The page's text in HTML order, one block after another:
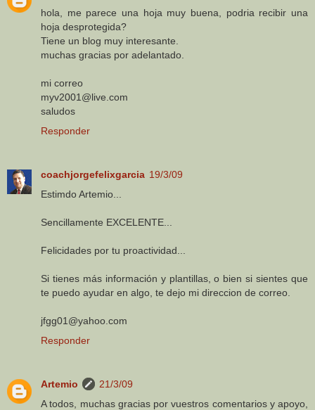
hola, me parece una hoja muy buena, podria recibir una
hoja desprotegida?
Tiene un blog muy interesante.
muchas gracias por adelantado.
mi correo
myv2001@live.com
saludos
Responder
coachjorgefelixgarcia 19/3/09
Estimdo Artemio...
Sencillamente EXCELENTE...
Felicidades por tu proactividad...
Si tienes más información y plantillas, o bien si sientes que
te puedo ayudar en algo, te dejo mi direccion de correo.
jfgg01@yahoo.com
Responder
Artemio
21/3/09
A todos, muchas gracias por vuestros comentarios y apoyo,